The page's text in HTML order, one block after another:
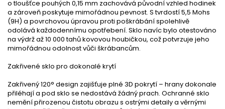
o tloušťce pouhých 0,15 mm zachovává původní vzhled hodinek
a zároveň poskytuje mimořádnou pevnost. S tvrdostí 5,5 Mohs
(9H) a povrchovou úpravou proti poškrábání spolehlivě
odolává každodennímu opotřebení. Sklo navíc bylo otestováno
na výdrž až 10 000 tahů kovovou houbičkou, což potvrzuje jeho
mimořádnou odolnost vůči škrábancům.
Zakřivené sklo pro dokonalé krytí
Zakřivený 120° design zajišťuje plné 3D pokrytí – hrany dokonale
přiléhají a pod sklo se nedostává žádný prach. Ochranné sklo
nemění přirozenou čistotu obrazu s ostrými detaily a věrnými